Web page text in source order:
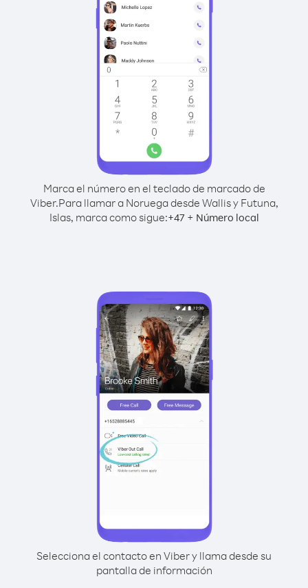
Marca el número en el teclado de marcado de
Viber.Para llamar a Noruega desde Wallis y Futuna,
Islas, marca como sigue:+47+ Número local
Selecciona el contacto en Viber y llama desde su
pantalla de información